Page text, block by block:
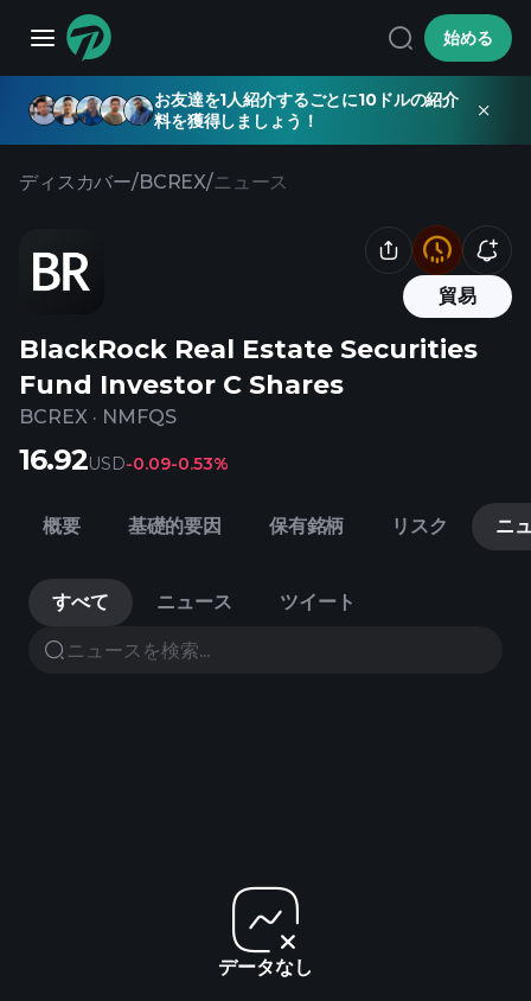
始める
お友達を1人紹介するごとに10ドルの紹介
料を獲得しましょう！
ディスカバー/BCREX/ニュース
貿易
BlackRock Real Estate Securities
Fund Investor C Shares
BCREX · NMFQS
16.92USD-0.09-0.53%
概要 基礎的要因 保有銘柄 リスク ニ
すべて ニュース ツイート
データなし